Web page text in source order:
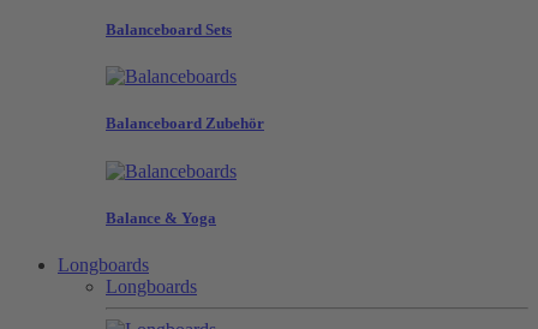
Balanceboard Sets
Balanceboard Zubehör
Balance & Yoga
Longboards
Longboards